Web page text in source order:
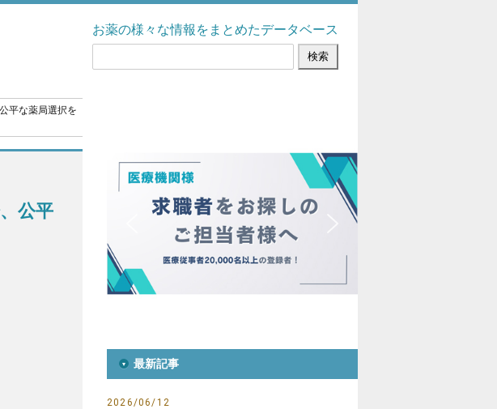
お薬の様々な情報をまとめたデータベース
平な薬局選択を
公平
最新記事
2026/06/12